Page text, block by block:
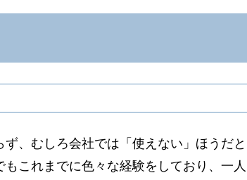
、むしろ会社では「使えない」ほうだと
これまでに色々な経験をしており、一人